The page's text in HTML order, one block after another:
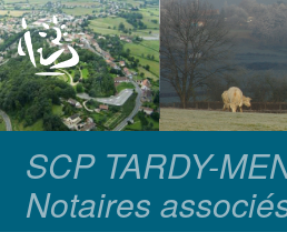
SCP TARDY-
Notaires